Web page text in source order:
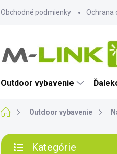
Obchodné podmienky Ochrana
Outdoor vybavenie
DomovOutdoor vybavenie
B
Kategórie